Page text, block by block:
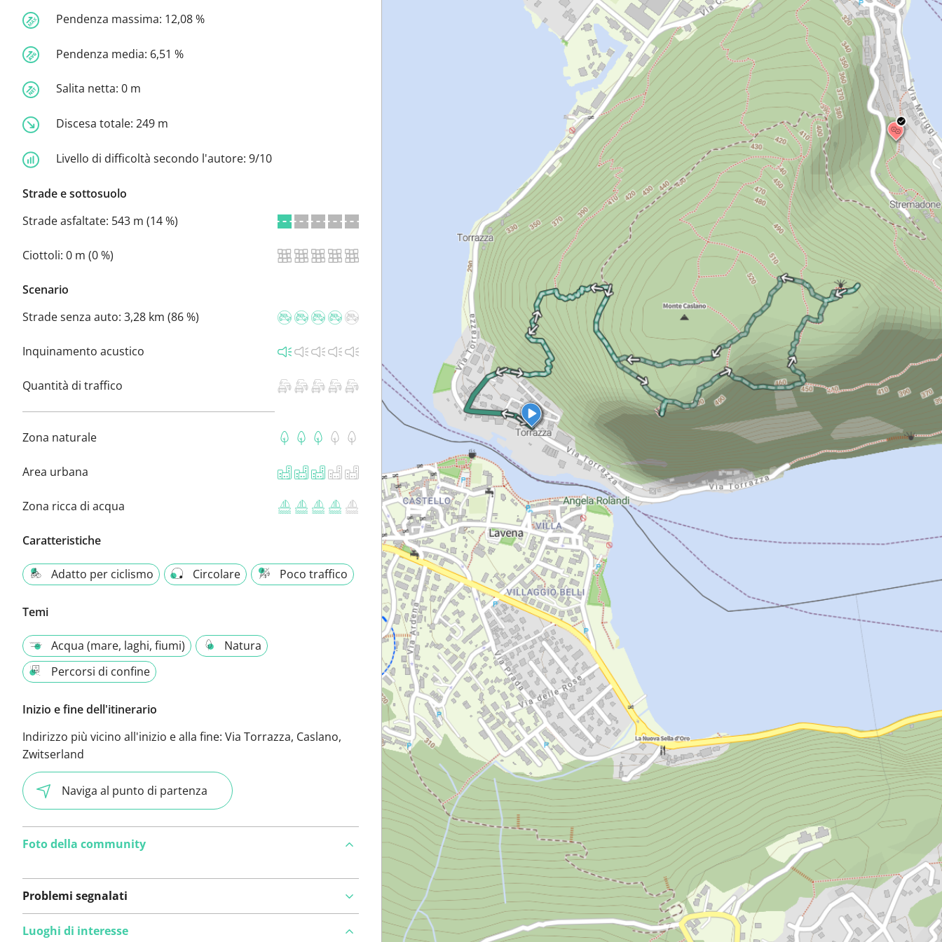
Pendenza massima: 12,08 %
Pendenza media: 6,51 %
Salita netta: 0 m
Discesa totale: 249 m
Livello di difficoltà secondo l'autore: 9/10
Strade e sottosuolo
Strade asfaltate: 543 m (14 %)
Ciottoli: 0 m (0 %)
Scenario
Strade senza auto: 3,28 km (86 %)
Inquinamento acustico
Quantità di traffico
Zona naturale
Area urbana
Zona ricca di acqua
Caratteristiche
Adatto per ciclismo Circolare Poco traffico
Temi
Acqua (mare, laghi, fiumi)
Natura
Percorsi di confine
Inizio e fine dell'itinerario
Indirizzo più vicino all'inizio e alla fine: Via Torrazza, Caslano,
Zwitserland
Naviga al punto di partenza
Foto della community
Problemi segnalati
Luoghi di interesse